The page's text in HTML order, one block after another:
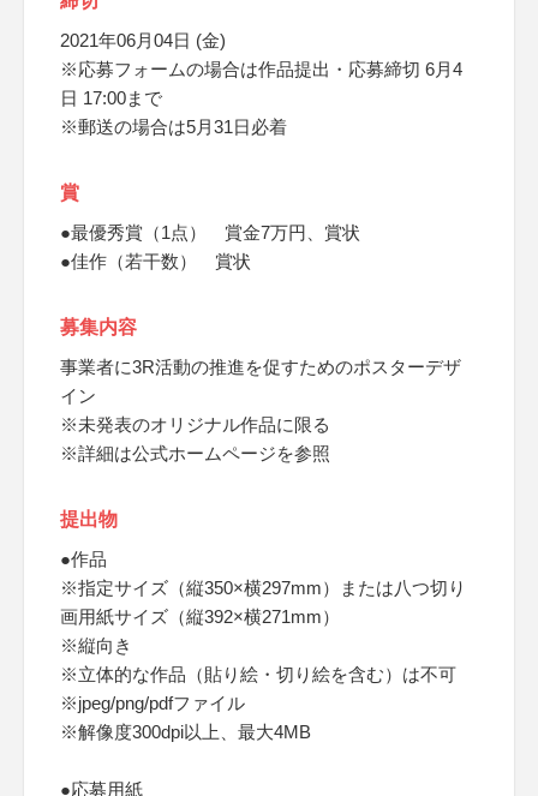
2021年06月04日 (金)
※応募フォームの場合は作品提出・応募締切 6月4
日 17:00まで
※郵送の場合は5月31日必着
賞
●最優秀賞（1点） 賞金7万円、賞状
●佳作（若干数） 賞状
募集内容
事業者に3R活動の推進を促すためのポスターデザ
イン
※未発表のオリジナル作品に限る
※詳細は公式ホームページを参照
提出物
●作品
※指定サイズ（縦350×横297mm）または八つ切り
画用紙サイズ（縦392×横271mm）
※縦向き
※立体的な作品（貼り絵・切り絵を含む）は不可
※jpeg/png/pdfファイル
※解像度300dpi以上、最大4MB
●応募用紙